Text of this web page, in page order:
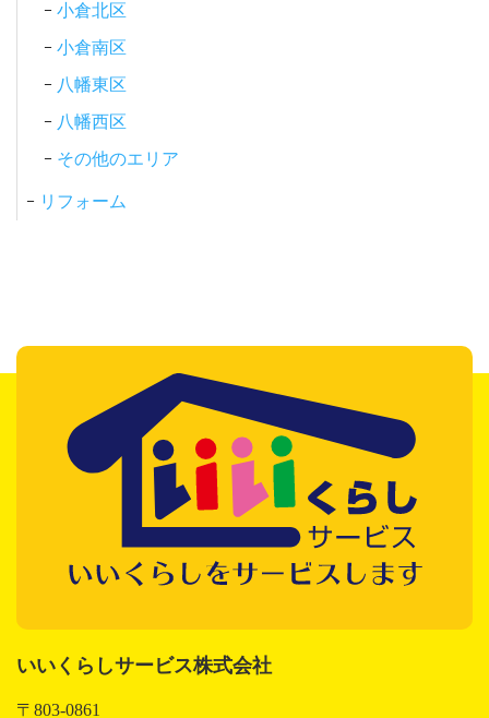
小倉北区
小倉南区
八幡東区
八幡西区
その他のエリア
リフォーム
いいくらしサービス株式会社
〒803-0861